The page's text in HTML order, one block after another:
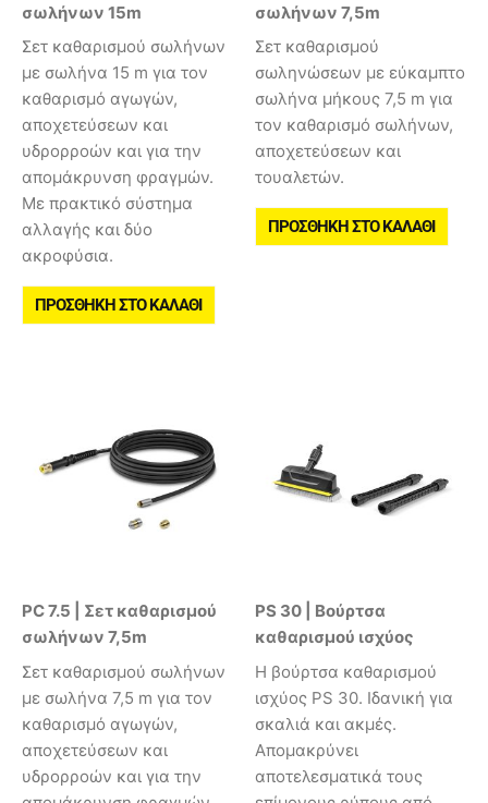
σωλήνων 15m
Σετ καθαρισμού σωλήνων
με σωλήνα 15 m για τον
καθαρισμό αγωγών,
αποχετεύσεων και
υδρορροών και για την
απομάκρυνση φραγμών.
Με πρακτικό σύστημα
αλλαγής και δύο
ακροφύσια.
ΠΡΟΣΘΉΚΗ ΣΤΟ ΚΑΛΆΘΙ
σωλήνων 7,5m
Σετ καθαρισμού
σωληνώσεων με εύκαμπτο
σωλήνα μήκους 7,5 m για
τον καθαρισμό σωλήνων,
αποχετεύσεων και
τουαλετών.
ΠΡΟΣΘΉΚΗ ΣΤΟ ΚΑΛΆΘΙ
PC 7.5 | Σετ καθαρισμού
σωλήνων 7,5m
Σετ καθαρισμού σωλήνων
με σωλήνα 7,5 m για τον
καθαρισμό αγωγών,
αποχετεύσεων και
υδρορροών και για την
PS 30 | Βούρτσα
καθαρισμού ισχύος
Η βούρτσα καθαρισμού
ισχύος PS 30. Ιδανική για
σκαλιά και ακμές.
Aπομακρύνει
αποτελεσματικά τους